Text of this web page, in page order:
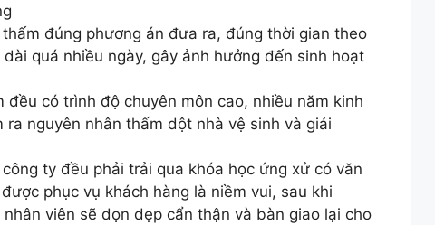
đúng phương án đưa ra, đúng thời gian theo
quá nhiều ngày, gây ảnh hưởng đến sinh hoạt
đều có trình độ chuyên môn cao, nhiều năm kinh
nguyên nhân thấm dột nhà vệ sinh và giải
ty đều phải trải qua khóa học ứng xử có văn
phục vụ khách hàng là niềm vui, sau khi
viên sẽ dọn dẹp cẩn thận và bàn giao lại cho